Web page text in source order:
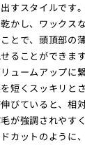
すスタイルです
かし、ワックス
とで、頭頂部の
ることができま
ュームアップに
短くスッキリと
びていると、相
が強調されやす
カットのように